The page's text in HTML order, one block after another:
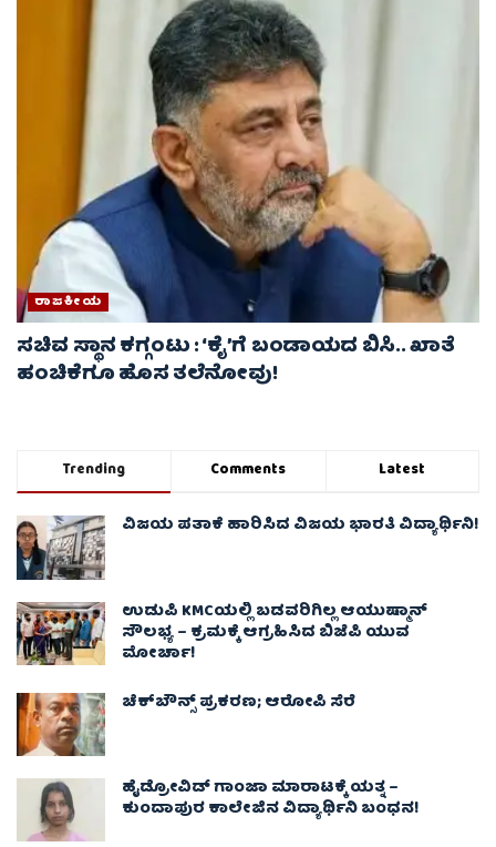
ರಾಜಕೀಯ
ಸಚಿವ ಸ್ಥಾನ ಕಗ್ಗಂಟು : ‘ಕೈ’ಗೆ ಬಂಡಾಯದ ಬಿಸಿ.. ಖಾತೆ
ಹಂಚಿಕೆಗೂ ಹೊಸ ತಲೆನೋವು!
Trending Comments Latest
ವಿಜಯ ಪತಾಕೆ ಹಾರಿಸಿದ ವಿಜಯ ಭಾರತಿ ವಿದ್ಯಾರ್ಥಿನಿ!
ಉಡುಪಿ KMCಯಲ್ಲಿ ಬಡವರಿಗಿಲ್ಲ ಆಯುಷ್ಮಾನ್
ಸೌಲಭ್ಯ – ಕ್ರಮಕ್ಕೆ ಆಗ್ರಹಿಸಿದ ಬಿಜೆಪಿ ಯುವ
ಮೋರ್ಚಾ!
ಚೆಕ್​ಬೌನ್ಸ್​ ಪ್ರಕರಣ; ಆರೋಪಿ ಸೆರೆ
ಹೈಡ್ರೋವಿಡ್ ಗಾಂಜಾ ಮಾರಾಟಕ್ಕೆ ಯತ್ನ –
ಕುಂದಾಪುರ ಕಾಲೇಜಿನ ವಿದ್ಯಾರ್ಥಿನಿ ಬಂಧನ!